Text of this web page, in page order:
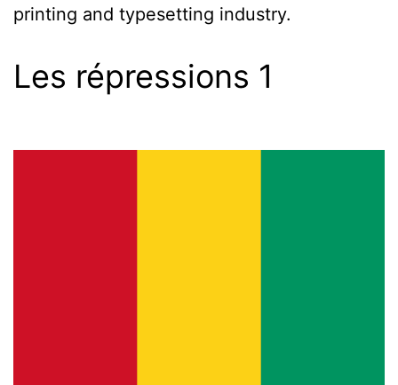
printing and typesetting industry.
Les répressions 1